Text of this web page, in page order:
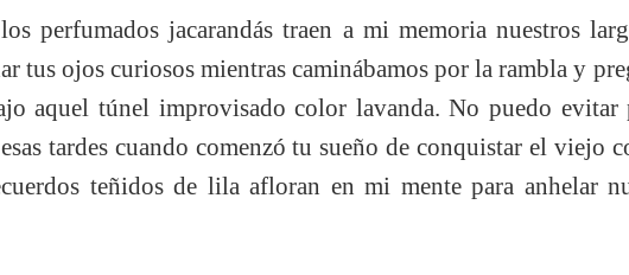
perfumados jacarandás traen a mi memoria nuestros
tus ojos curiosos mientras caminábamos por la rambla y
aquel túnel improvisado color lavanda. No puedo evitar
tardes cuando comenzó tu sueño de conquistar el viejo
teñidos de lila afloran en mi mente para anhelar